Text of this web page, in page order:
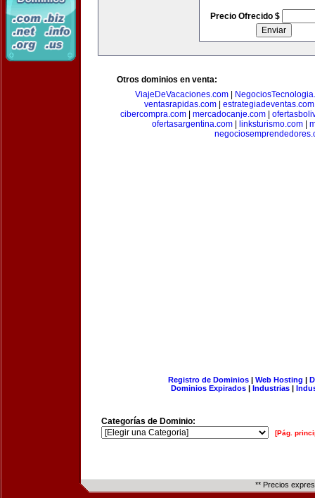
Precio Ofrecido $
Otros dominios en venta:
ViajeDeVacaciones.com
ventasrapidas.com
estrategiadeventas.com
cibercompra.com| mercadocanje.com|
ofertasargentina.com| linksturismo.com|
Registro de Dominios| Web Hosting |
Dominios Expirados | Industrias |
Categorías de Dominio:
[Pág.
** Precios